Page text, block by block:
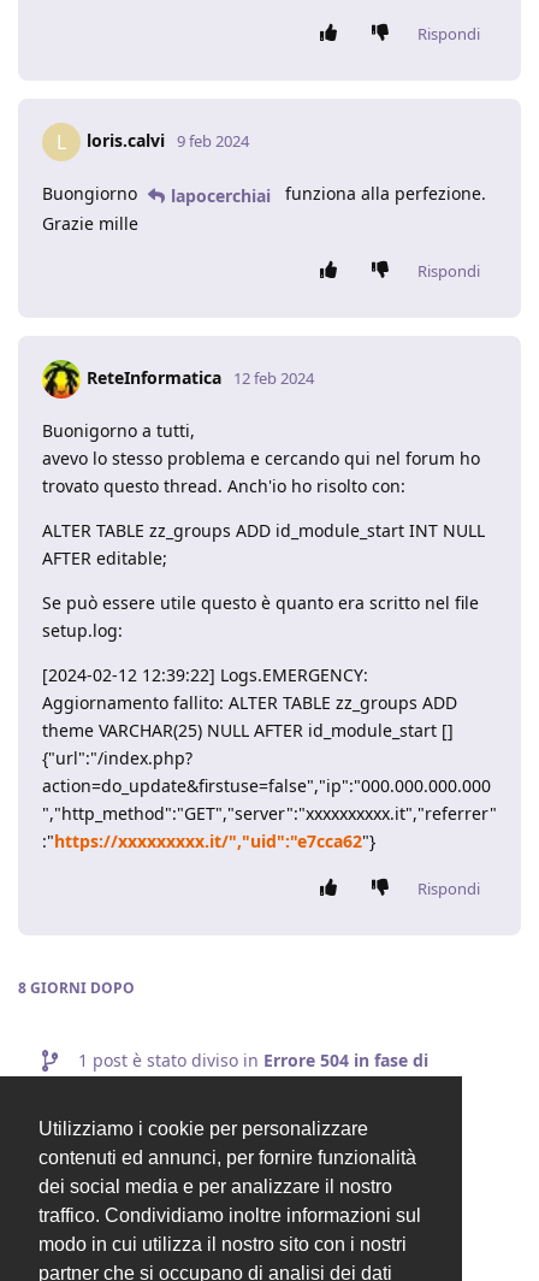
Utilizziamo i cookie per personalizzare
contenuti ed annunci, per fornire funzionalità
dei social media e per analizzare il nostro
traffico. Condividiamo inoltre informazioni sul
modo in cui utilizza il nostro sito con i nostri
partner che si occupano di analisi dei dati
Rispondi
L loris.calvi 9 feb 2024
Buongiorno lapocerchiai
funziona alla perfezione.
Grazie mille
Rispondi
ReteInformatica 12 feb 2024
Buonigorno a tutti,
avevo lo stesso problema e cercando qui nel forum ho
trovato questo thread. Anch'io ho risolto con:
ALTER TABLE zz_groups ADD id_module_start INT NULL
AFTER editable;
Se può essere utile questo è quanto era scritto nel file
setup.log:
[2024-02-12 12:39:22] Logs.EMERGENCY:
Aggiornamento fallito: ALTER TABLE zz_groups ADD
theme VARCHAR(25) NULL AFTER id_module_start []
{"url":"/index.php?
action=do_update&firstuse=false","ip":"000.000.000.000
","http_method":"GET","server":"xxxxxxxxxx.it","referrer"
:"https://xxxxxxxxx.it/","uid":"e7cca62"}
Rispondi
8 GIORNI DOPO
1 post è stato diviso in Errore 504 in fase di
lucas ha chiuso la discussione20 feb 2024
Valentina ha cambiato il titolo in[RISOLTO]